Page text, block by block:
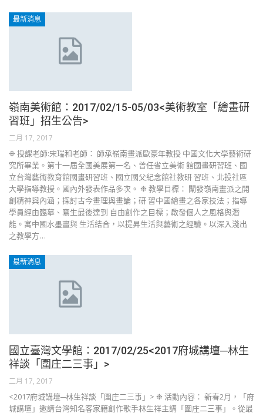
最新消息
嶺南美術館：2017/02/15-05/03<美術教室「繪畫研
習班」招生公告>
二月 17, 2017
❉ 授課老師:宋瑞和老師： 師承嶺南畫派歐豪年教授 中國文化大學藝術研
究所畢業。第十一屆全國美展第一名、曾任省立美術 館國畫研習班、國
立台灣藝術教育館國畫研習班、國立國父紀念館社教研 習班、北投社區
大學指導教授。國內外發表作品多次。 ❉ 教學目標： 闡發嶺南畫派之開
創精神與內涵；探討古今畫理與畫論；研 習中國繪畫之各家技法；指導
學員經由臨摹、寫生最後達到 自由創作之目標；啟發個人之風格與潛
能。寓中國水墨畫與 生活結合，以提昇生活與藝術之經驗。以深入淺出
之教學方…
最新消息
國立臺灣文學館：2017/02/25<2017府城講壇─林生
祥談「圍庄二三事」>
二月 17, 2017
<2017府城講壇─林生祥談「圍庄二三事」> ❉ 活動內容： 新春2月，「府
城講壇」邀請台灣知名客家籍創作歌手林生祥主講「圍庄二三事」。從最